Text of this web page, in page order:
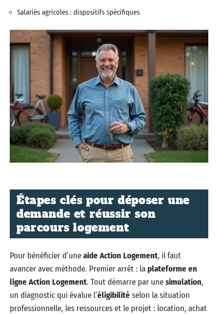
Salariés agricoles : dispositifs spécifiques
Étapes clés pour déposer une
demande et réussir son
parcours logement
Pour bénéficier d’uneaide Action Logement, il faut
avancer avec méthode. Premier arrêt : laplateforme en
ligne Action Logement. Tout démarre par unesimulation,
un diagnostic qui évalue l’éligibilitéselon la situation
professionnelle, les ressources et le projet : location, achat